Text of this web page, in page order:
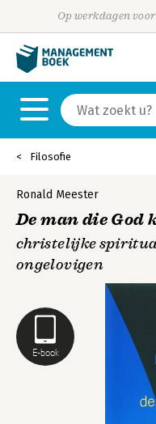
Op werkdagen
Filosofie
E-book
Ronald Meester
De man die God
christelijke
ongelovigen